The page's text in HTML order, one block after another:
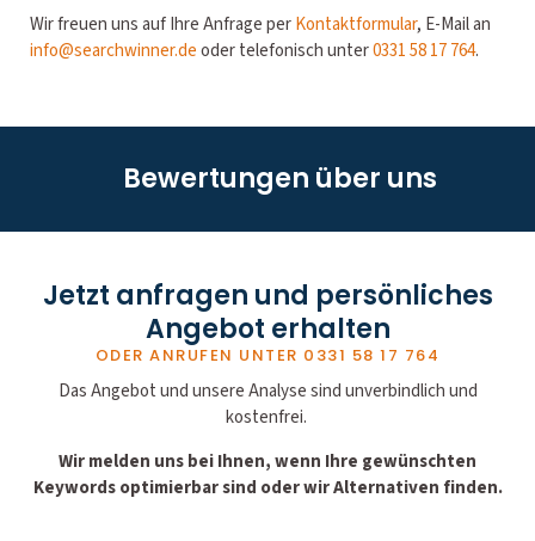
Wir freuen uns auf Ihre Anfrage perKontaktformular, E-Mail an
info@searchwinner.deoder telefonisch unter0331 58 17 764.
Bewertungen über uns
Jetzt anfragen und persönliches
Angebot erhalten
ODER ANRUFEN UNTER 0331 58 17 764
Das Angebot und unsere Analyse sind unverbindlich und
kostenfrei.
Wir melden uns bei Ihnen, wenn Ihre gewünschten
Keywords optimierbar sind oder wir Alternativen finden.